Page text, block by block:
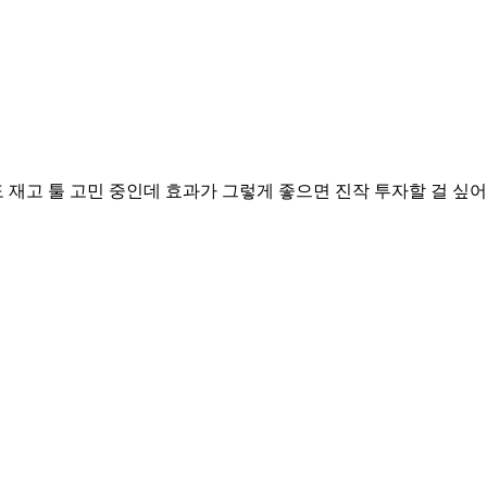
고 툴 고민 중인데 효과가 그렇게 좋으면 진작 투자할 걸 싶